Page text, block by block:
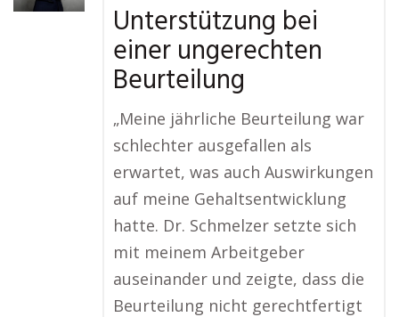
Unterstützung bei
einer ungerechten
Beurteilung
„Meine jährliche Beurteilung war
schlechter ausgefallen als
erwartet, was auch Auswirkungen
auf meine Gehaltsentwicklung
hatte. Dr. Schmelzer setzte sich
mit meinem Arbeitgeber
auseinander und zeigte, dass die
Beurteilung nicht gerechtfertigt